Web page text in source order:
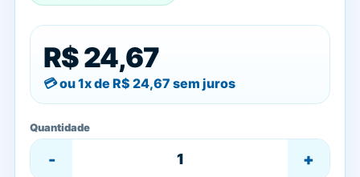
R$ 24,67
ou 1x de R$ 24,67 sem juros
Quantidade
- +